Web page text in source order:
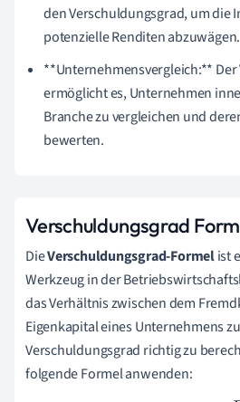
den Verschuldungsgrad, um die
potenzielle Renditen abzuwägen.
**Unternehmensvergleich:**
ermöglicht es, Unternehmen
Branche zu vergleichen und
bewerten.
Verschuldungsgrad
DieVerschuldungsgrad-Formelist
Werkzeug in der
das Verhältnis zwischen dem
Eigenkapital eines Unternehmens
Verschuldungsgrad richtig zu
folgende Formel anwenden: